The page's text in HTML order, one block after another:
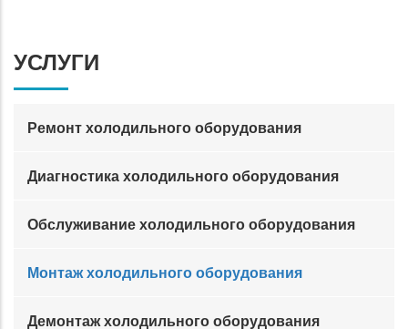
УСЛУГИ
Ремонт холодильного оборудования
Диагностика холодильного оборудования
Обслуживание холодильного оборудования
Монтаж холодильного оборудования
Демонтаж холодильного оборудования